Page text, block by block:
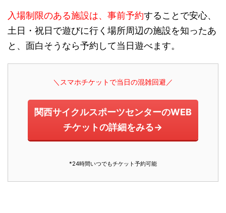
入場制限のある施設は、事前予約することで安心、
土日・祝日で遊びに行く場所周辺の施設を知ったあ
と、面白そうなら予約して当日遊べます。
＼スマホチケットで当日の混雑回避／
関西サイクルスポーツセンターのWEB
チケットの詳細をみる→
*24時間いつでもチケット予約可能